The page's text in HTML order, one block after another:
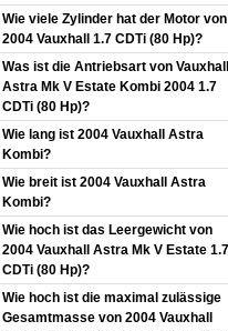
Wie viele Zylinder hat der Motor von
2004 Vauxhall 1.7 CDTi (80 Hp)?
Was ist die Antriebsart von Vauxhall
Astra Mk V Estate Kombi 2004 1.7
CDTi (80 Hp)?
Wie lang ist 2004 Vauxhall Astra
Kombi?
Wie breit ist 2004 Vauxhall Astra
Kombi?
Wie hoch ist das Leergewicht von
2004 Vauxhall Astra Mk V Estate 1.7
CDTi (80 Hp)?
Wie hoch ist die maximal zulässige
Gesamtmasse von 2004 Vauxhall